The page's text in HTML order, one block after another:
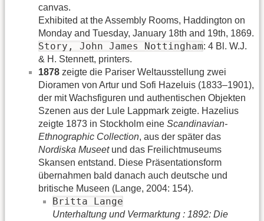
canvas.
Exhibited at the Assembly Rooms, Haddington on
Monday and Tuesday, January 18th and 19th, 1869.
Story, John James Nottingham: 4 Bl. W.J.
& H. Stennett, printers.
1878 zeigte die Pariser Weltausstellung zwei
Dioramen von Artur und Sofi Hazeluis (1833–1901),
der mit Wachsfiguren und authentischen Objekten
Szenen aus der Lule Lappmark zeigte. Hazelius
zeigte 1873 in Stockholm eine Scandinavian-
Ethnographic Collection, aus der später das
Nordiska Museetund das Freilichtmuseums
Skansen entstand. Diese Präsentationsform
übernahmen bald danach auch deutsche und
britische Museen (Lange, 2004: 154).
Britta Lange
Unterhaltung und Vermarktung : 1892: Die